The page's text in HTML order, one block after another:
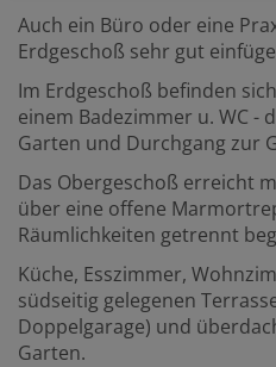
Auch ein Büro oder eine
Erdgeschoß sehr gut
Im Erdgeschoß befinden
einem Badezimmer u. WC -
Garten und Durchgang zur
Das Obergeschoß erreicht
über eine offene
Räumlichkeiten getrennt
Küche, Esszimmer,
südseitig gelegenen
Doppelgarage) und
Garten.